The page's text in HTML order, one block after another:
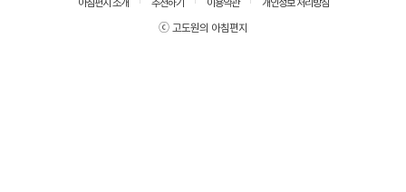
아침편지 소개 추천하기 이용약관
개인정보 처리방침
ⓒ 고도원의 아침편지